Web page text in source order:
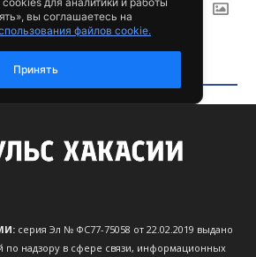
серия Эл № ФС77-75058 от 22.02.2019 выдано
по надзору в сфере связи, информационных